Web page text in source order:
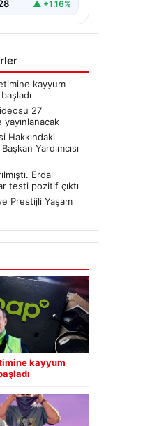
▲ +1.16%
kayyum
27
yayınlanacak
Hakkındaki
Yardımcısı
Erdal
testi pozitif çıktı
Prestijli Yaşam
kayyum